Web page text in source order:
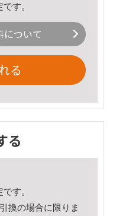
す。
について
る
る
す。
換の場合に限りま